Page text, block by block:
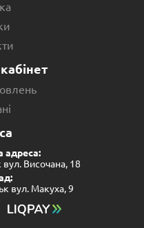
адреса:
Височана, 18
вул. Макуха, 9